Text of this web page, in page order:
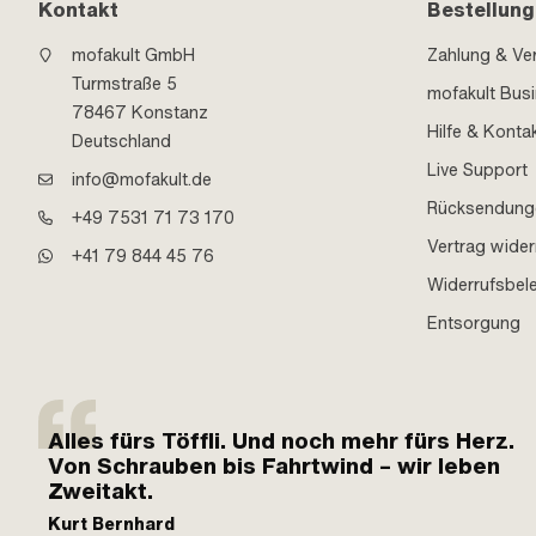
Kontakt
mofakult GmbH
Turmstraße 5
78467 Konstanz
Deutschland
info@mofakult.de
+49 7531 71 73 170
+41 79 844 45 76
Bestellung
Zahlung &
mofakult
Hilfe &
Live Support
Vertrag
Entsorgung
Alles fürs Töffli. Und noch mehr fürs Herz.
Von Schrauben bis Fahrtwind – wir leben
Zweitakt.
Kurt Bernhard